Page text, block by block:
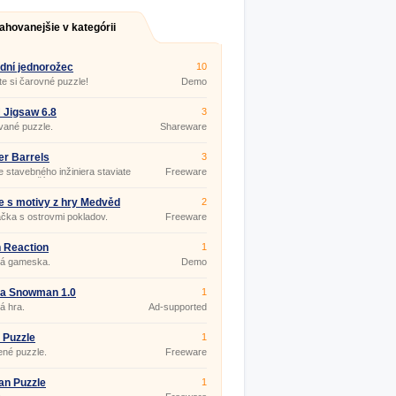
v kategórii
jednorožec
si čarovné puzzle!
10
Demo
Jigsaw 6.8
puzzle.
3
Shareware
Barrels
stavebného inžiniera staviate
plošín.
3
Freeware
s motivy z hry Medvěd
s ostrovmi pokladov.
2
Freeware
Reaction
gameska.
1
Demo
Snowman 1.0
hra.
1
Ad-supported
puzzle.
1
Freeware
Puzzle
1